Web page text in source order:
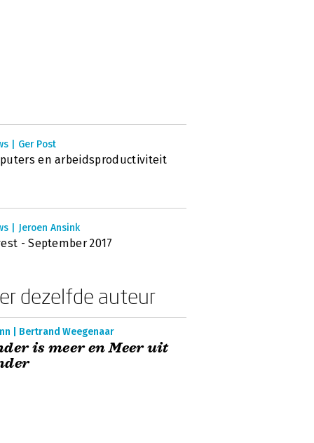
| Ger Post
en arbeidsproductiviteit
| Jeroen Ansink
- September 2017
dezelfde auteur
| Bertrand Weegenaar
is meer en Meer uit